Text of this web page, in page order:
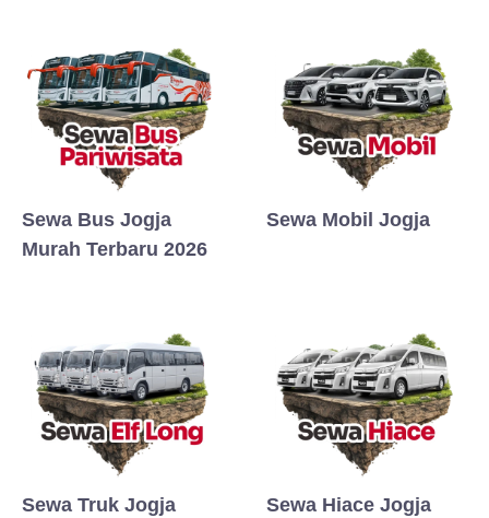
Sewa Bus Jogja
Murah Terbaru 2026
Sewa Mobil Jogja
Sewa Truk Jogja Sewa Hiace Jogja